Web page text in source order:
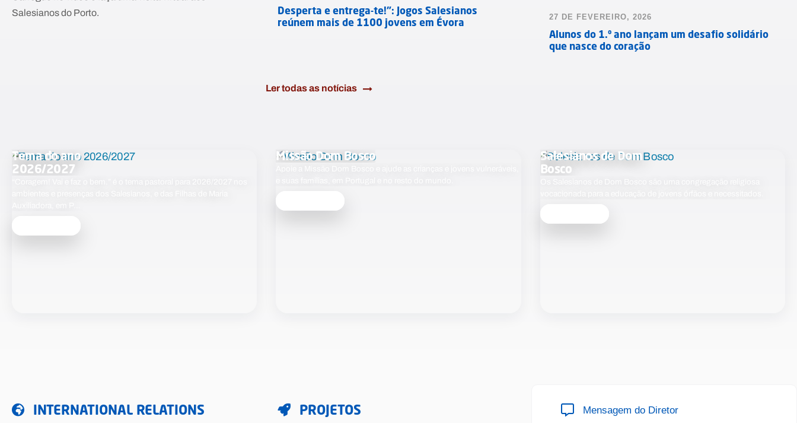
Salesianos do Porto.
Desperta e entrega-te!”: Jogos Salesianos
reúnem mais de 1100 jovens em Évora
27 DE FEVEREIRO, 2026
Alunos do 1.º ano lançam um desafio solidário
que nasce do coração
Ler todas as notícias
Tema do ano
2026/2027
Missão Dom Bosco
Salesianos de Dom
Bosco
INTERNATIONAL RELATIONS PROJETOS Mensagem do Diretor